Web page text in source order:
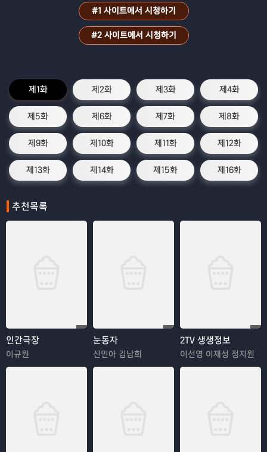
#1 사이트에서 시청하기
#2 사이트에서 시청하기
제1화 제2화 제3화 제4화
제5화 제6화 제7화 제8화
제9화 제10화 제11화 제12화
제13화 제14화 제15화 제16화
추천목록
인간극장
이규원
눈동자
신민아 김남희
2TV 생생정보
이선영 이재성 정지원